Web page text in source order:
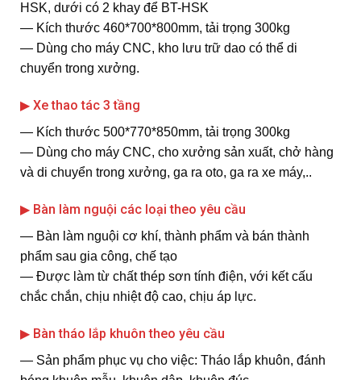
HSK, dưới có 2 khay để BT-HSK
― Kích thước 460*700*800mm, tải trọng 300kg
― Dùng cho máy CNC, kho lưu trữ dao có thể di
chuyển trong xưởng.
▶ Xe thao tác 3 tầng
― Kích thước 500*770*850mm, tải trọng 300kg
― Dùng cho máy CNC, cho xưởng sản xuất, chở hàng
và di chuyển trong xưởng, ga ra oto, ga ra xe máy,..
▶ Bàn làm nguội các loại theo yêu cầu
― Bàn làm nguội cơ khí, thành phẩm và bán thành
phẩm sau gia công, chế tạo
― Được làm từ chất thép sơn tính điện, với kết cấu
chắc chắn, chịu nhiệt độ cao, chịu áp lực.
▶ Bàn tháo lắp khuôn theo yêu cầu
― Sản phẩm phục vụ cho việc: Tháo lắp khuôn, đánh